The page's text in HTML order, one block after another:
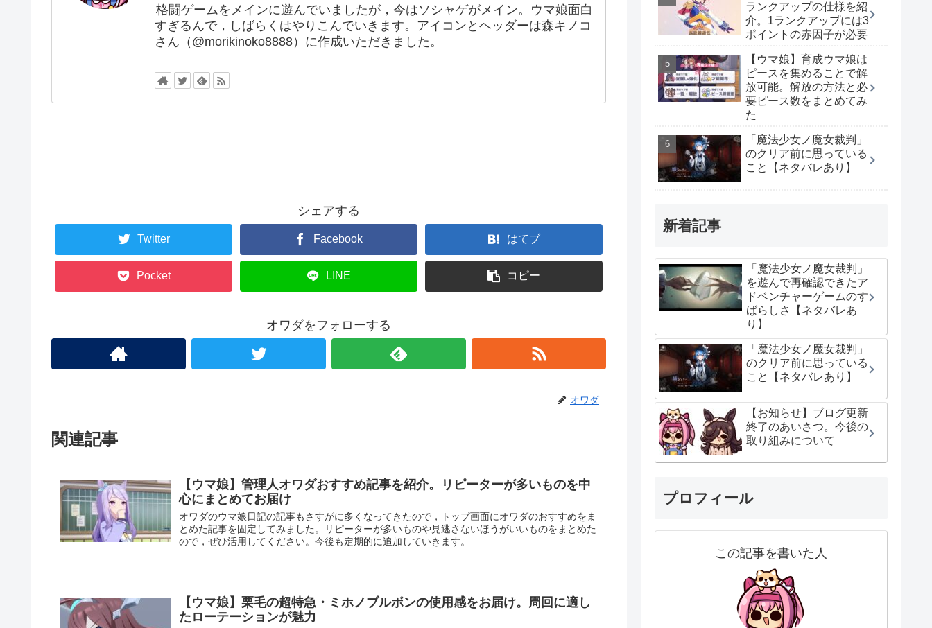
格闘ゲームをメインに遊んでいましたが，今はソシャゲがメイン。ウマ娘面白
すぎるんで，しばらくはやりこんでいきます。アイコンとヘッダーは森キノコ
さん（@morikinoko8888）に作成いただきました。
シェアする
Twitter Facebook はてブ
Pocket LINE コピー
オワダをフォローする
オワダ
関連記事
【ウマ娘】管理人オワダおすすめ記事を紹介。リピーターが多いものを中
心にまとめてお届け
オワダのウマ娘日記の記事もさすがに多くなってきたので，トップ画面にオワダのおすすめをま
とめた記事を固定してみました。リピーターが多いものや見逃さないほうがいいものをまとめた
ので，ぜひ活用してください。今後も定期的に追加していきます。
【ウマ娘】栗毛の超特急・ミホノブルボンの使用感をお届け。周回に適し
たローテーションが魅力
ランクアップの仕様を紹
介。1ランクアップには3
ポイントの赤因子が必要
【ウマ娘】育成ウマ娘は
ピースを集めることで解
放可能。解放の方法と必
要ピース数をまとめてみ
た
「魔法少女ノ魔女裁判」
のクリア前に思っている
こと【ネタバレあり】
新着記事
「魔法少女ノ魔女裁判」
を遊んで再確認できたア
ドベンチャーゲームのす
ばらしさ【ネタバレあ
り】
「魔法少女ノ魔女裁判」
のクリア前に思っている
こと【ネタバレあり】
【お知らせ】ブログ更新
終了のあいさつ。今後の
取り組みについて
プロフィール
この記事を書いた人